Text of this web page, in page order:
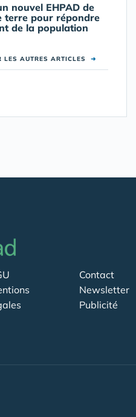
nouvel EHPAD de
terre pour répondre
de la population
LES AUTRES ARTICLES ➜
Contact
Newsletter
Publicité